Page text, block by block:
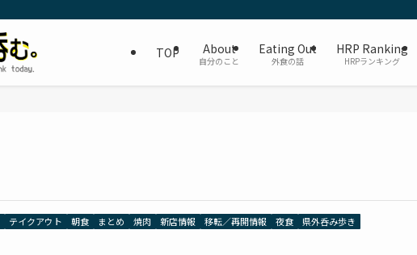
TOP About
自分のこと
Eating Out
外食の話
HRP Ranking
HRPランキング
テイクアウト 朝食 まとめ 焼肉 新店情報 移転／再開情報 夜食
県外呑み歩き